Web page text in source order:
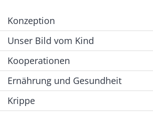
Konzeption
Unser Bild vom Kind
Kooperationen
Ernährung und Gesundheit
Krippe